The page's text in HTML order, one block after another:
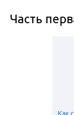
Часть